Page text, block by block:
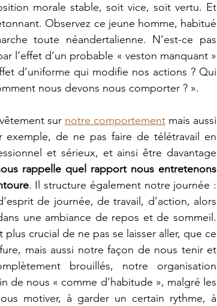
morale stable, soit vice, soit vertu. Et
Observez ce jeune homme, habitué
toute néandertalienne. N’est-ce pas
l’effet d’un probable « veston manquant »
d’uniforme qui modifie nos actions ? Qui
nous devons nous comporter ? ».
sur notre comportement mais aussi
de ne pas faire de télétravail en
et sérieux, et ainsi être davantage
rappelle quel rapport nous entretenons
. Il structure également notre journée :
de journée, de travail, d’action, alors
une ambiance de repos et de sommeil.
crucial de ne pas se laisser aller, que ce
mais aussi notre façon de nous tenir et
brouillés, notre organisation
de nous « comme d’habitude », malgré les
motiver, à garder un certain rythme, à